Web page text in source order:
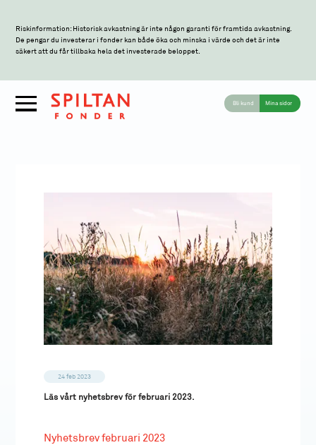
Riskinformation: Historisk avkastning är inte någon garanti för framtida avkastning.
De pengar du investerar i fonder kan både öka och minska i värde och det är inte
säkert att du får tillbaka hela det investerade beloppet.
Bli kund Mina sidor
24 feb 2023
Läs vårt nyhetsbrev för februari 2023.
Nyhetsbrev februari 2023